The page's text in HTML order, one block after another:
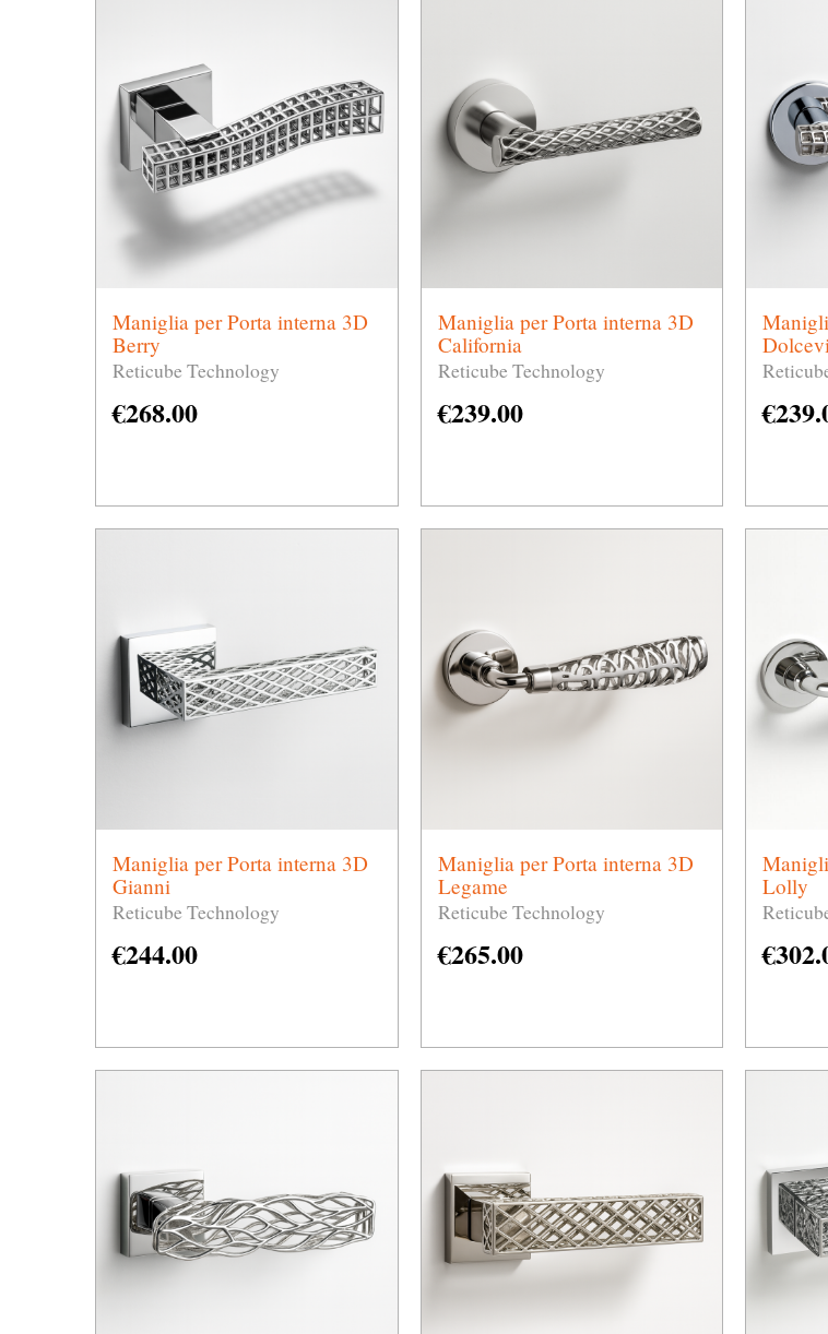
Maniglia per Porta interna 3D
Berry
Reticube Technology
€268.00
Maniglia per Porta interna 3D
California
Reticube Technology
€239.00 €
Maniglia per Porta interna 3D
Gianni
Reticube Technology
€244.00
Maniglia per Porta interna 3D
Legame
Reticube Technology
€265.00
Lolly
€